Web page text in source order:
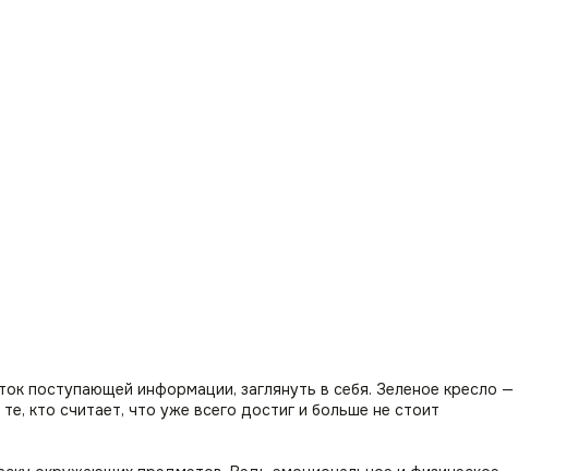
поступающей информации, заглянуть в себя. Зеленое кресло —
кто считает, что уже всего достиг и больше не стоит